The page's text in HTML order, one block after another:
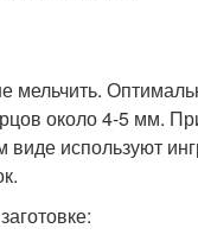
мельчить.
около 4-5 мм.
виде используют